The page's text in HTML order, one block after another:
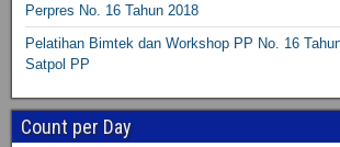
Perpres No. 16 Tahun 2018
Pelatihan Bimtek dan Workshop PP No. 16
Satpol PP
Count per Day